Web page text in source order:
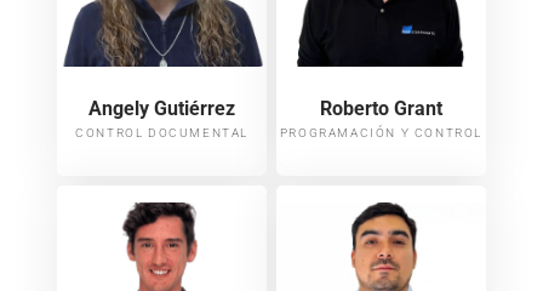
Angely Gutiérrez
CONTROL DOCUMENTAL
Roberto Grant
PROGRAMACIÓN Y CONTROL